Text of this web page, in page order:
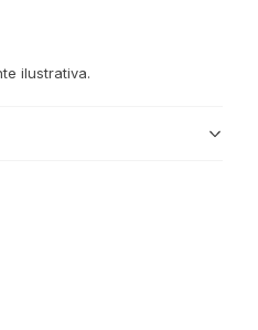
ilustrativa.